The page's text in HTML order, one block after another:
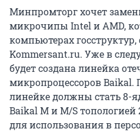
Минпромторг хочет
микрочипы Intel и AMD,
компьютерах госструктур,
Kommersant.ru. Уже в
будет создана линейка
микропроцессоров
линейке должны стать 8-
Baikal M и M/S
для использования в